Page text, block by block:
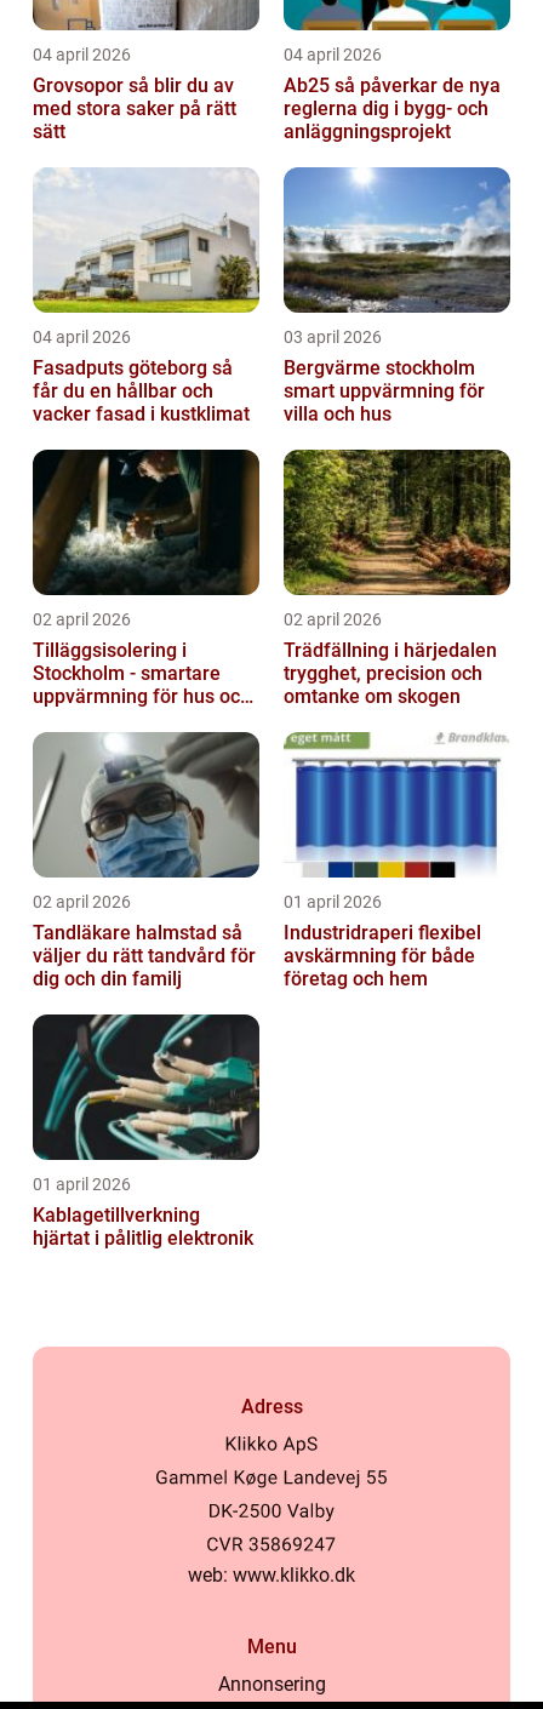
04 april 2026
Grovsopor så blir du av
med stora saker på rätt
sätt
04 april 2026
Ab25 så påverkar de nya
reglerna dig i bygg- och
anläggningsprojekt
04 april 2026
Fasadputs göteborg så
får du en hållbar och
vacker fasad i kustklimat
03 april 2026
Bergvärme stockholm
smart uppvärmning för
villa och hus
02 april 2026
Tilläggsisolering i
Stockholm - smartare
uppvärmning för hus och
02 april 2026
Trädfällning i härjedalen
trygghet, precision och
omtanke om skogen
02 april 2026
Tandläkare halmstad så
väljer du rätt tandvård för
dig och din familj
01 april 2026
Industridraperi flexibel
avskärmning för både
företag och hem
01 april 2026
Kablagetillverkning
hjärtat i pålitlig elektronik
Adress
web: www.klikko.dk
Menu
Annonsering